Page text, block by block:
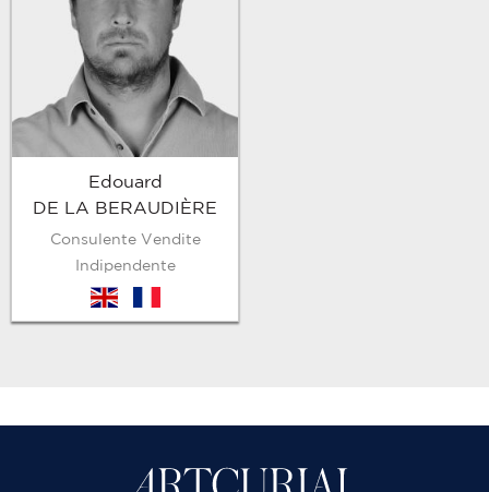
Edouard
DE LA BERAUDIÈRE
Consulente Vendite
Indipendente
en